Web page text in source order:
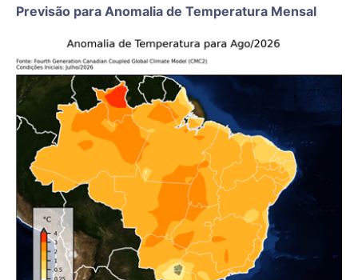
Previsão para Anomalia de Temperatura Mensal